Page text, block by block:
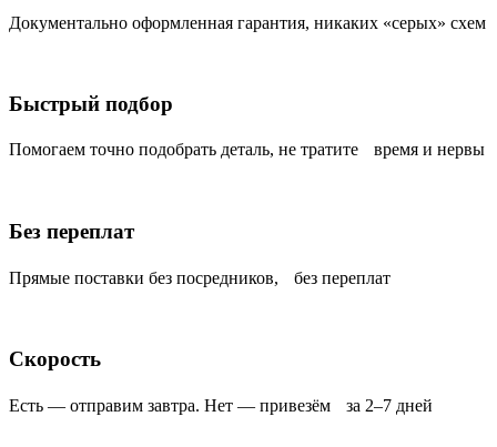
Документально оформленная гарантия, никаких «серых» схем
Быстрый подбор
Помогаем точно подобрать деталь, не тратите время и нервы
Без переплат
Прямые поставки без посредников, без переплат
Скорость
Есть — отправим завтра. Нет — привезём за 2–7 дней